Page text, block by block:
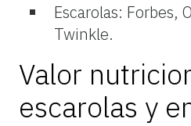
Escarolas: Forbes,
Twinkle.
Valor
escarolas y